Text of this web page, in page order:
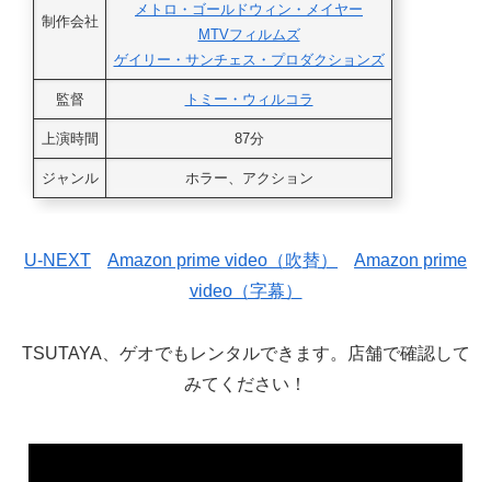
制作会社
メトロ・ゴールドウィン・メイヤー
MTVフィルムズ
ゲイリー・サンチェス・プロダクションズ
監督 トミー・ウィルコラ
上演時間 87分
ジャンル ホラー、アクション
U-NEXT Amazon prime video（吹替）
Amazon prime
video（字幕）
TSUTAYA、ゲオでもレンタルできます。店舗で確認して
みてください！